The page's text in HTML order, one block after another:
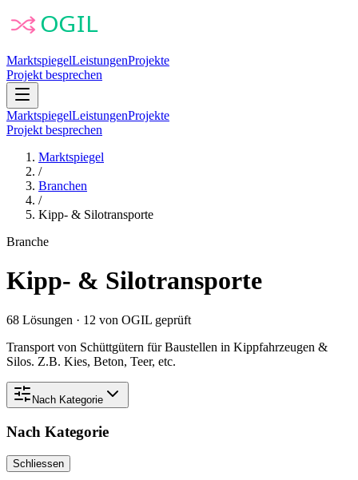
MarktspiegelLeistungenProjekte
Projekt besprechen
MarktspiegelLeistungenProjekte
Projekt besprechen
Marktspiegel
/
Branchen
/
Kipp- & Silotransporte
Branche
Kipp- & Silotransporte
68 Lösungen · 12 von OGIL geprüft
Transport von Schüttgütern für Baustellen in Kippfahrzeugen &
Silos. Z.B. Kies, Beton, Teer, etc.
Nach Kategorie
Nach Kategorie
Schliessen